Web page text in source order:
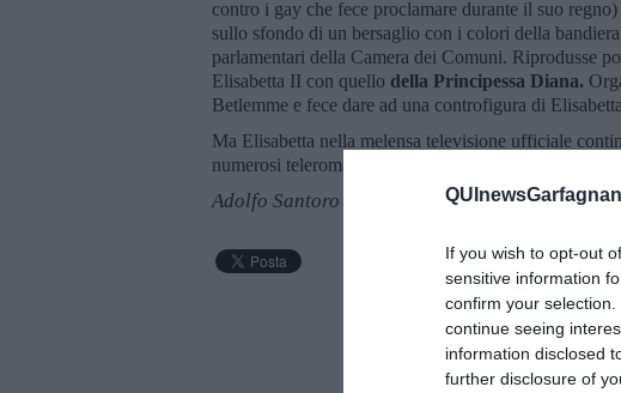
If you wish to opt-out
sensitive information
confirm your
continue seeing
information disclosed
further disclosure of
contro i gay che fece proclamare durante il suo regno)
sullo sfondo di un bersaglio con i colori della
parlamentari della Camera dei Comuni. Riprodusse
Elisabetta II con quello della Principessa Diana.
Betlemme e fece dare ad una controfigura di
Ma Elisabetta nella melensa televisione ufficiale
numerosi teleromanzi strappalacrime.
Adolfo Santoro